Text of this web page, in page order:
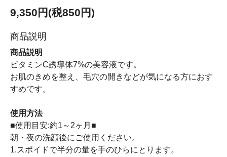
9,350円(税850円)
商品説明
商品説明
ビタミンC誘導体7%の美容液です。
お肌のきめを整え、毛穴の開きなどが気になる方におす
すめです。
使用方法
■使用目安:約1～2ヶ月■
朝・夜の洗顔後にご使用ください。
1.スポイドで半分の量を手のひらにとります。